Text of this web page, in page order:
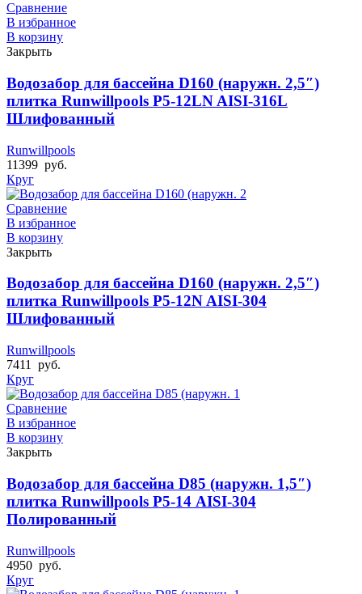
Сравнение
В избранное
В корзину
Закрыть
Водозабор для бассейна D160 (наружн. 2,5″)
плитка Runwillpools Р5-12LN AISI-316L
Шлифованный
Runwillpools
11399 руб.
Круг
Сравнение
В избранное
В корзину
Закрыть
Водозабор для бассейна D160 (наружн. 2,5″)
плитка Runwillpools Р5-12N AISI-304
Шлифованный
Runwillpools
7411
руб.
Круг
Сравнение
В избранное
В корзину
Закрыть
Водозабор для бассейна D85 (наружн. 1,5″)
плитка Runwillpools Р5-14 AISI-304
Полированный
Runwillpools
4950 руб.
Круг